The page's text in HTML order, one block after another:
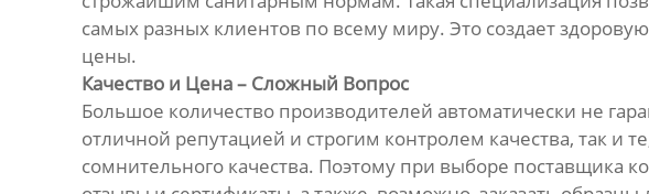
самых разных клиентов по всему миру. Это создает
цены.
Качество и Цена – Сложный Вопрос
Большое количество производителей автоматически не
отличной репутацией и строгим контролем качества, так и
сомнительного качества. Поэтому при выборе поставщика